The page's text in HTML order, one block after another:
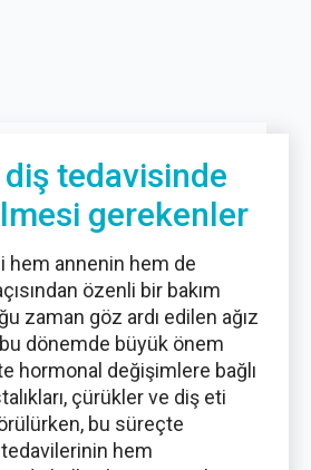
tedavisinde
gerekenler
hem annenin hem de
özenli bir bakım
zaman göz ardı edilen ağız
bu dönemde büyük önem
hormonal değişimlere bağlı
çürükler ve diş eti
bu süreçte
hem